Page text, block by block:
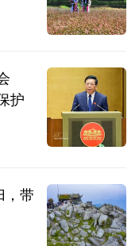
护
，带